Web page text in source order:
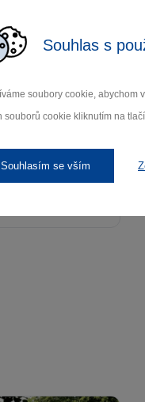
Souhlas s
soubory cookie, abychom
souborů cookie kliknutím na
Souhlasím se vším
nad